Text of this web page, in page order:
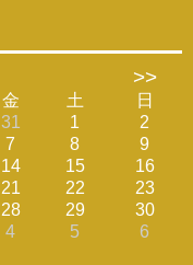
>>
金 土
日
31 1
2
7 8
9
14 15
16
21 22
23
28 29
30
4 5 6